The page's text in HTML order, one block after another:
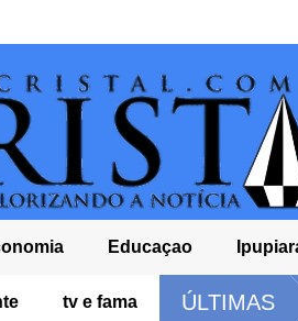
Educaçao
tv e fama ÚLTIMAS
COM DÉFICIT
COELBA É
NA BAHIA